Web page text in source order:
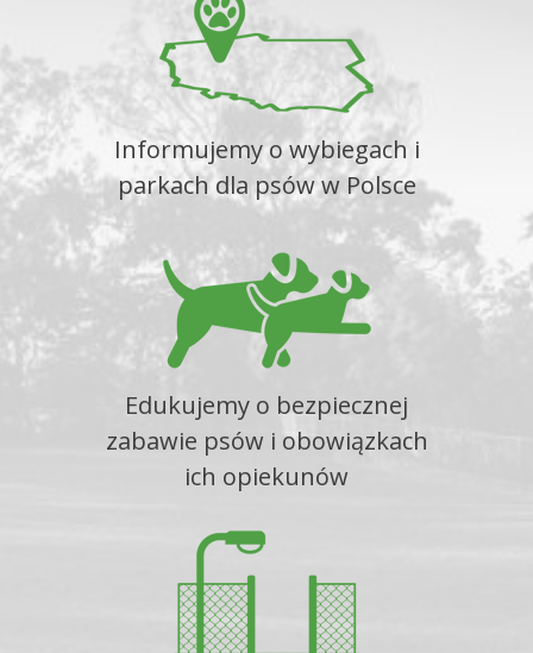
Informujemy o wybiegach i
parkach dla psów w Polsce
Edukujemy o bezpiecznej
zabawie psów i obowiązkach
ich opiekunów